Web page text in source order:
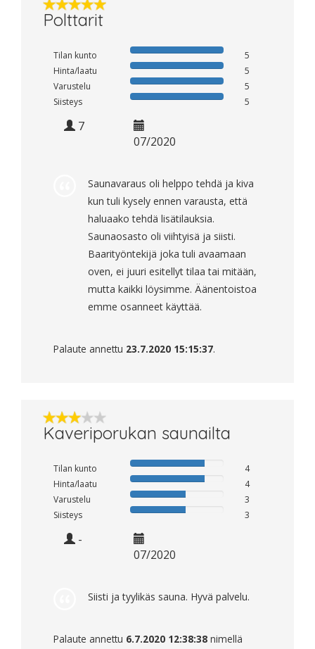
Polttarit
Tilan kunto
5
Hinta/laatu
5
Varustelu
5
Siisteys
5
7
07/2020
Saunavaraus oli helppo tehdä ja kiva
kun tuli kysely ennen varausta, että
haluaako tehdä lisätilauksia.
Saunaosasto oli viihtyisä ja siisti.
Baarityöntekijä joka tuli avaamaan
oven, ei juuri esitellyt tilaa tai mitään,
mutta kaikki löysimme. Äänentoistoa
emme osanneet käyttää.
Palaute annettu 23.7.2020 15:15:37.
Kaveriporukan saunailta
Tilan kunto
4
Hinta/laatu
4
Varustelu
3
Siisteys
3
-
07/2020
Siisti ja tyylikäs sauna. Hyvä palvelu.
Palaute annettu 6.7.2020 12:38:38 nimellä